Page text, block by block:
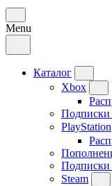
Menu
Каталог
Xbox
PlayStation
Подписки
Steam